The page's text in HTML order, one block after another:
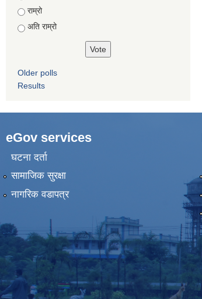
राम्रो
अति राम्रो
Older polls
Results
eGov services
घटना दर्ता
सामाजिक सुरक्षा
नागरिक वडापत्र